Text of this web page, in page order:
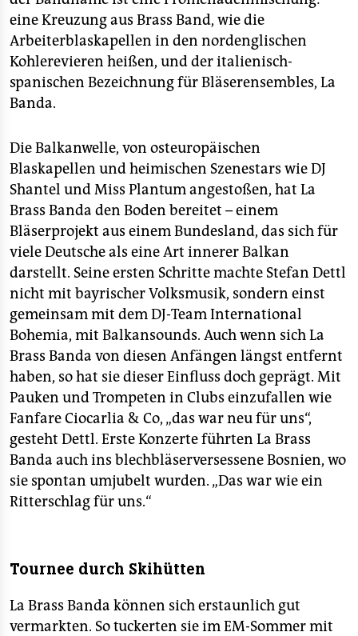
eine Kreuzung aus Brass Band, wie die
Arbeiterblaskapellen in den nordenglischen
Kohlerevieren heißen, und der italienisch-
spanischen Bezeichnung für Bläserensembles, La
Banda.
Die Balkanwelle, von osteuropäischen
Blaskapellen und heimischen Szenestars wie DJ
Shantel und Miss Plantum angestoßen, hat La
Brass Banda den Boden bereitet – einem
Bläserprojekt aus einem Bundesland, das sich für
viele Deutsche als eine Art innerer Balkan
darstellt. Seine ersten Schritte machte Stefan Dettl
nicht mit bayrischer Volksmusik, sondern einst
gemeinsam mit dem DJ-Team International
Bohemia, mit Balkansounds. Auch wenn sich La
Brass Banda von diesen Anfängen längst entfernt
haben, so hat sie dieser Einfluss doch geprägt. Mit
Pauken und Trompeten in Clubs einzufallen wie
Fanfare Ciocarlia & Co, „das war neu für uns“,
gesteht Dettl. Erste Konzerte führten La Brass
Banda auch ins blechbläserversessene Bosnien, wo
sie spontan umjubelt wurden. „Das war wie ein
Ritterschlag für uns.“
Tournee durch Skihütten
La Brass Banda können sich erstaunlich gut
vermarkten. So tuckerten sie im EM-Sommer mit